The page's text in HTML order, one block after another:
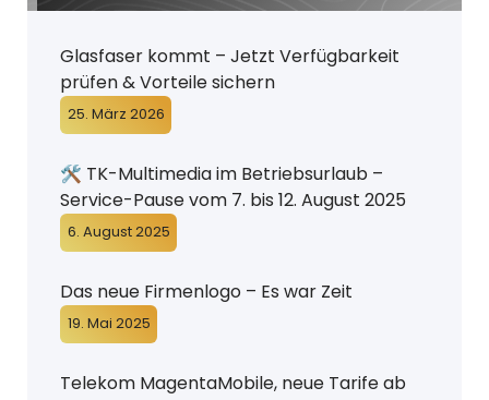
Glasfaser kommt – Jetzt Verfügbarkeit
prüfen & Vorteile sichern
25. März 2026
🛠️ TK-Multimedia im Betriebsurlaub –
Service-Pause vom 7. bis 12. August 2025
6. August 2025
Das neue Firmenlogo – Es war Zeit
19. Mai 2025
Telekom MagentaMobile, neue Tarife ab